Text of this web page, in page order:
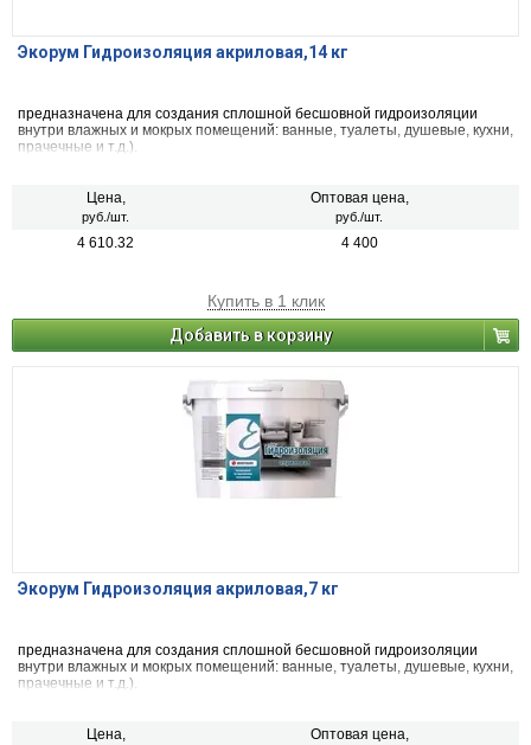
Экорум Гидроизоляция акриловая,14 кг
предназначена для создания сплошной бесшовной гидроизоляции
внутри влажных и мокрых помещений: ванные, туалеты, душевые, кухни,
прачечные и т.д.).
Цена,
руб./шт.
Оптовая цена,
руб./шт.
4 610.32 4 400
Купить в 1 клик
Добавить в корзину
Экорум Гидроизоляция акриловая,7 кг
предназначена для создания сплошной бесшовной гидроизоляции
внутри влажных и мокрых помещений: ванные, туалеты, душевые, кухни,
прачечные и т.д.).
Цена, Оптовая цена,